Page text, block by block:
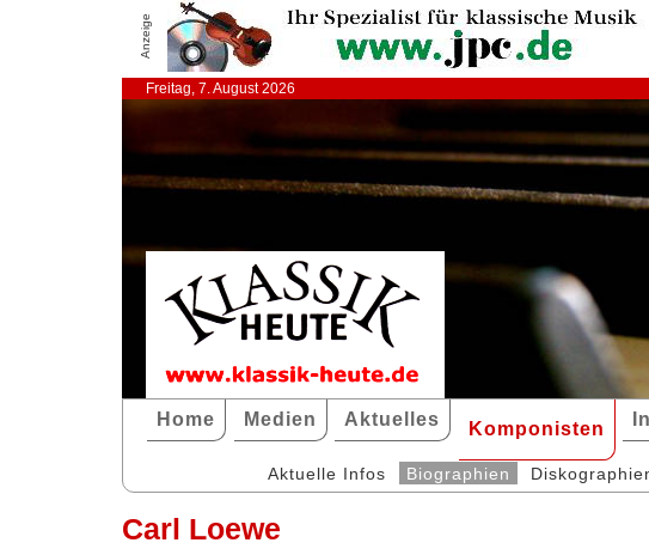
Anzeige
Freitag, 7. August 2026
Home Medien Aktuelles Komponisten
Aktuelle Infos Biographien
Carl Loewe